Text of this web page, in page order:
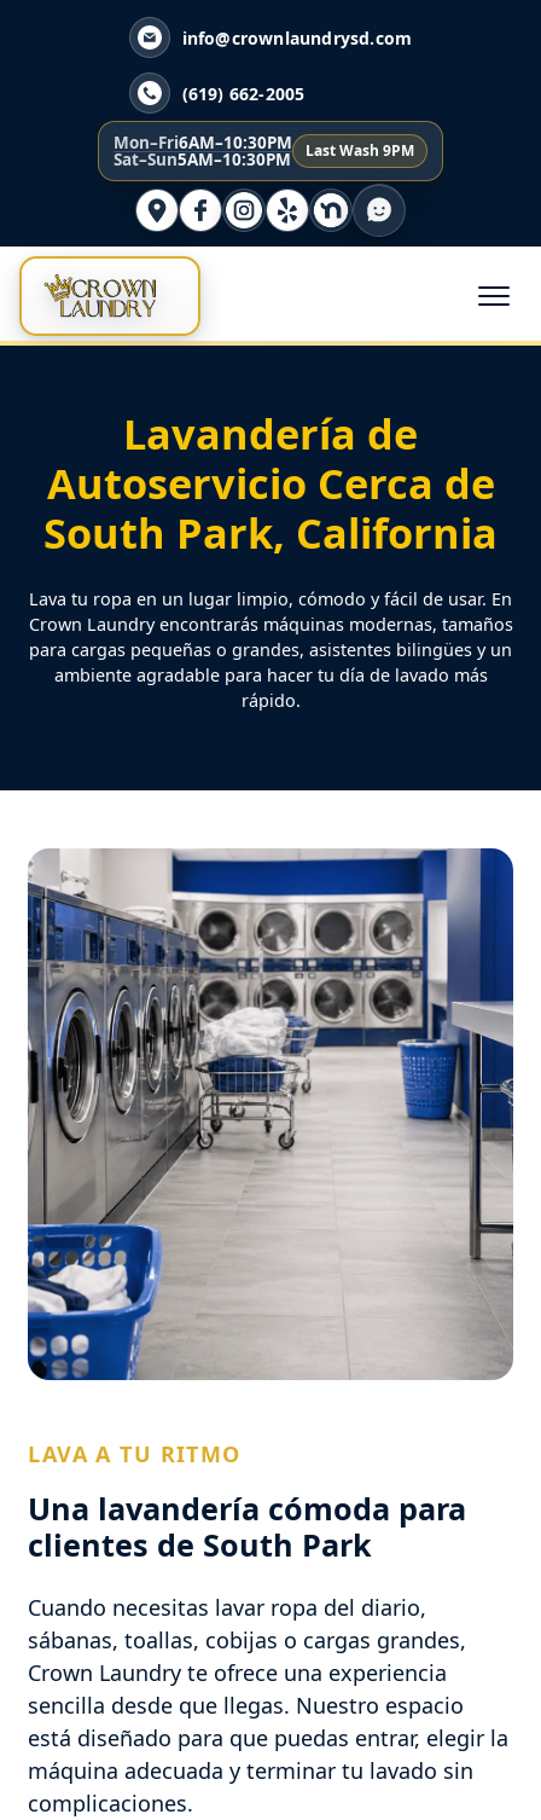
info@crownlaundrysd.com
(619) 662-2005
Mon–Fri6AM–10:30PM
Sat–Sun5AM–10:30PM Last Wash 9PM
Lavandería de
Autoservicio Cerca de
South Park, California
Lava tu ropa en un lugar limpio, cómodo y fácil de usar. En
Crown Laundry encontrarás máquinas modernas, tamaños
para cargas pequeñas o grandes, asistentes bilingües y un
ambiente agradable para hacer tu día de lavado más
rápido.
LAVA A TU RITMO
Una lavandería cómoda para
clientes de South Park
Cuando necesitas lavar ropa del diario,
sábanas, toallas, cobijas o cargas grandes,
Crown Laundry te ofrece una experiencia
sencilla desde que llegas. Nuestro espacio
está diseñado para que puedas entrar, elegir la
máquina adecuada y terminar tu lavado sin
complicaciones.